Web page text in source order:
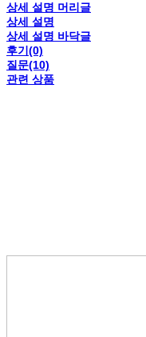
상세 설명 머리글
상세 설명
상세 설명 바닥글
후기(0)
질문(10)
관련 상품